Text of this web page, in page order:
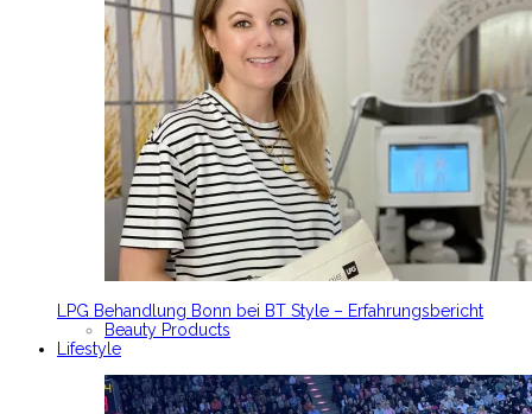
LPG Behandlung Bonn bei BT Style – Erfahrungsbericht
Beauty Products
Lifestyle